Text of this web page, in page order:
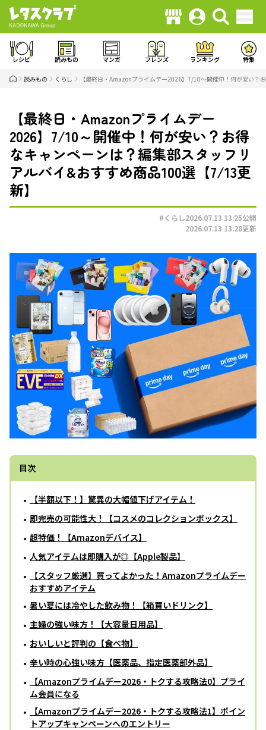
レシピ 読みもの マンガ フレンズ ランキング 特集
読みもの くらし 【最終日・Amazonプライムデー2026】7/10～開催中！何が安い
【最終日・Amazonプライムデー
2026】7/10～開催中！何が安い？お得
なキャンペーンは？編集部スタッフリ
アルバイ&おすすめ商品100選【7/13更
新】
#くらし2026.07.13 13:25公開
2026.07.13 13:28更新
目次
【半額以下！】驚異の大幅値下げアイテム！
即完売の可能性大！【コスメのコレクションボックス】
超特価！【Amazonデバイス】
人気アイテムは即購入が◎【Apple製品】
【スタッフ厳選】買ってよかった！Amazonプライムデー
おすすめアイテム
暑い夏には冷やした飲み物！【箱買いドリンク】
主婦の強い味方！【大容量日用品】
おいしいと評判の【食べ物】
辛い時の心強い味方【医薬品、指定医薬部外品】
【Amazonプライムデー2026・トクする攻略法0】プライ
ム会員になる
【Amazonプライムデー2026・トクする攻略法1】ポイン
トアップキャンペーンへのエントリー